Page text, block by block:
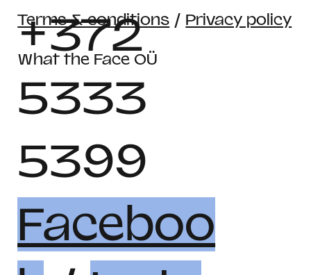
What the Face OÜ
Terms & conditions / Privacy policy
+372
5333
5399
Faceboo